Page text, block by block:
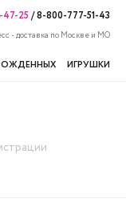
47-25/8-800-777-51-43
- доставка по Москве и МО
ИГРУШКИ